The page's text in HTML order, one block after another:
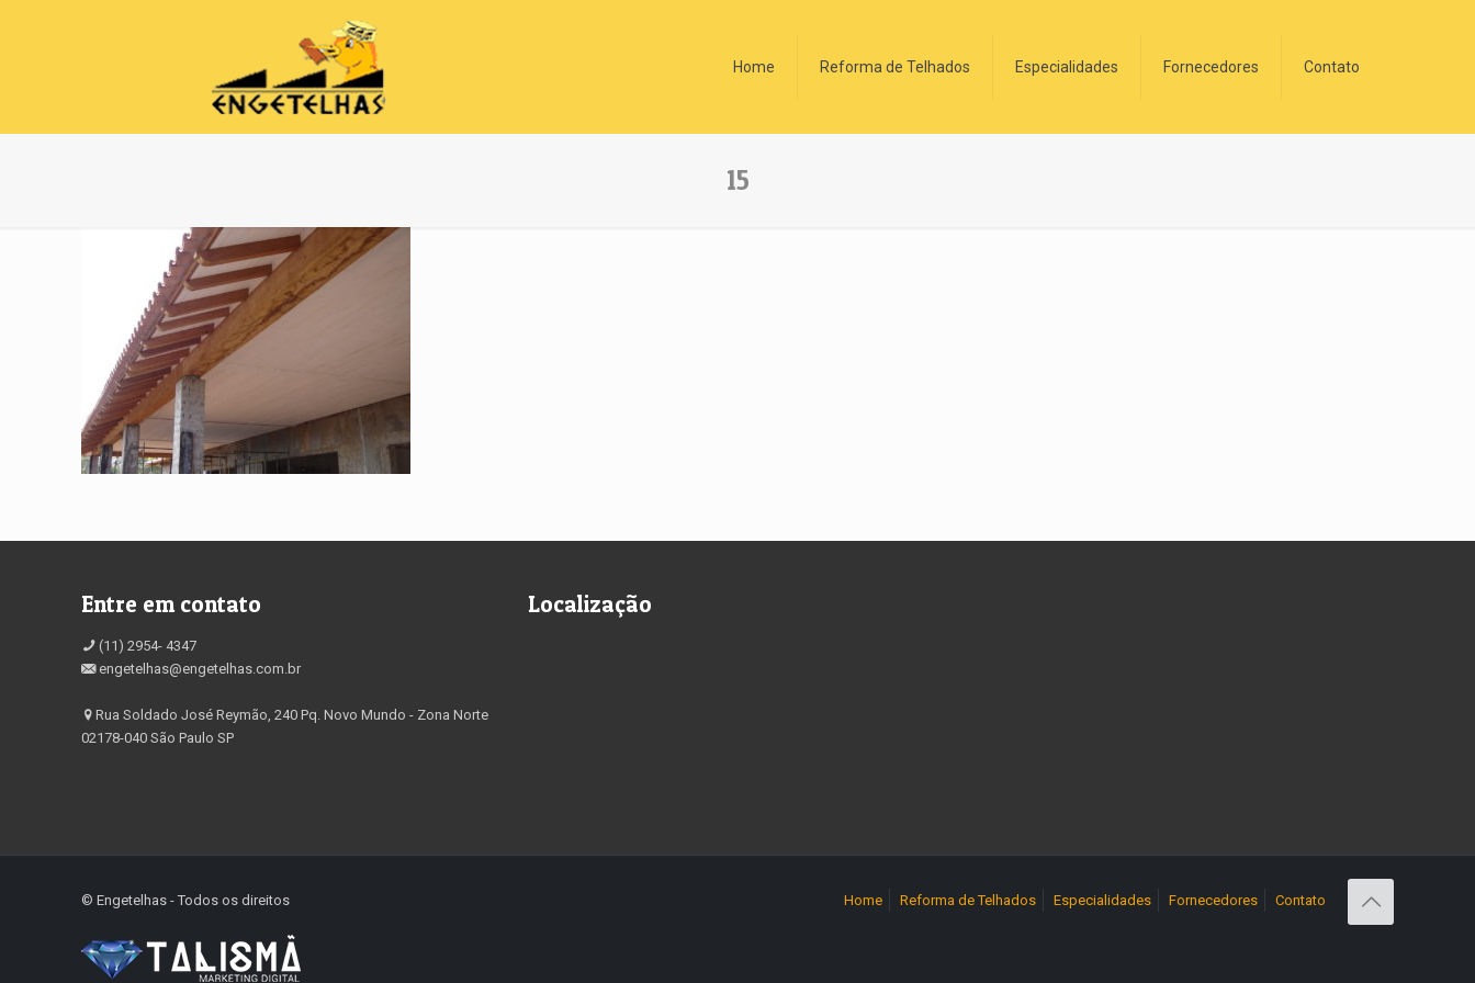
Home Reforma de Telhados Especialidades Fornecedores Contato
15
Entre em contato
(11) 2954- 4347
engetelhas@engetelhas.com.br
Rua Soldado José Reymão, 240 Pq. Novo Mundo - Zona Norte
02178-040 São Paulo SP
Localização
©️ Engetelhas - Todos os direitos Home Reforma de Telhados Especialidades Fornecedores Contato